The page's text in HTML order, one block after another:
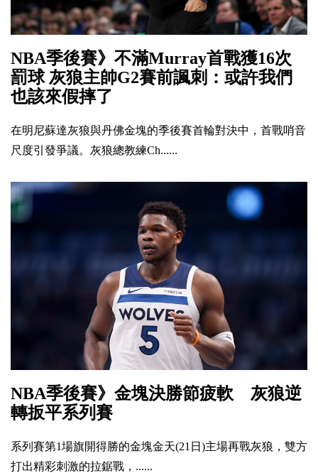
NBA季後賽》不滿Murray首戰獲16次
罰球 灰狼主帥G2賽前諷刺：或許我們
也該來假摔了
在明尼蘇達灰狼與丹佛金塊的季後賽首輪對決中，首戰哨音
尺度引發爭議。灰狼總教練Ch......
NBA季後賽》金塊決勝節疲軟 灰狼逆
轉扳平系列賽
系列賽第1場旗開得勝的金塊金天(21日)主場再戰灰狼，雙方
打出精彩刺激的拉鋸戰，......